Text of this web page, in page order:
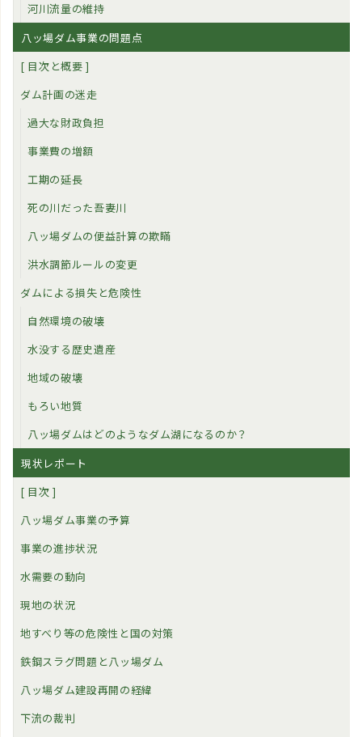
河川流量の維持
八ッ場ダム事業の問題点
[ 目次と概要 ]
ダム計画の迷走
過大な財政負担
事業費の増額
工期の延長
死の川だった吾妻川
八ッ場ダムの便益計算の欺瞞
洪水調節ルールの変更
ダムによる損失と危険性
自然環境の破壊
水没する歴史遺産
地域の破壊
もろい地質
八ッ場ダムはどのようなダム湖になるのか？
現状レポート
[ 目次 ]
八ッ場ダム事業の予算
事業の進捗状況
水需要の動向
現地の状況
地すべり等の危険性と国の対策
鉄鋼スラグ問題と八ッ場ダム
八ッ場ダム建設再開の経緯
下流の裁判